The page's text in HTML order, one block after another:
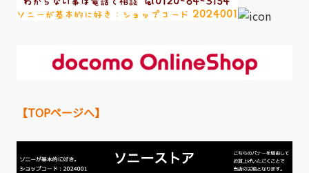
【TOPページへ】